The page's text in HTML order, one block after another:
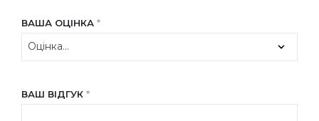
ВАША ОЦІНКА *
ВАШ ВІДГУК *